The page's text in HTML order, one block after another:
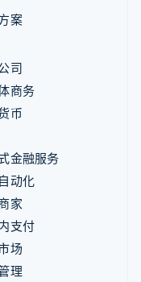
案
司
商务
币
金融服务
动化
家
支付
场
理